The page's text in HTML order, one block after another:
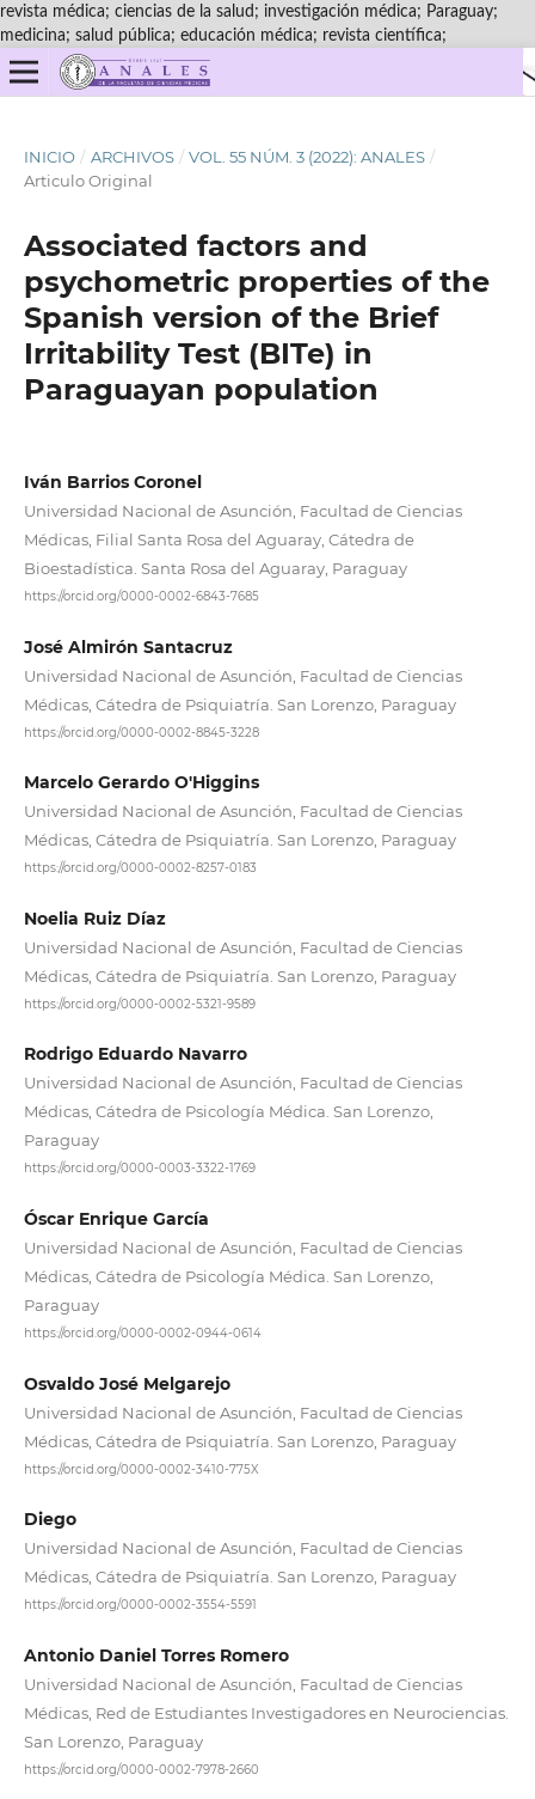
revista médica; ciencias de la salud; investigación médica; Paraguay;
medicina; salud pública; educación médica; revista científica;
INICIO / ARCHIVOS / VOL. 55 NÚM. 3 (2022): ANALES /
Articulo Original
Associated factors and
psychometric properties of the
Spanish version of the Brief
Irritability Test (BITe) in
Paraguayan population
Iván Barrios Coronel
Universidad Nacional de Asunción, Facultad de Ciencias
Médicas, Filial Santa Rosa del Aguaray, Cátedra de
Bioestadística. Santa Rosa del Aguaray, Paraguay
https://orcid.org/0000-0002-6843-7685
José Almirón Santacruz
Universidad Nacional de Asunción, Facultad de Ciencias
Médicas, Cátedra de Psiquiatría. San Lorenzo, Paraguay
https://orcid.org/0000-0002-8845-3228
Marcelo Gerardo O'Higgins
Universidad Nacional de Asunción, Facultad de Ciencias
Médicas, Cátedra de Psiquiatría. San Lorenzo, Paraguay
https://orcid.org/0000-0002-8257-0183
Noelia Ruiz Díaz
Universidad Nacional de Asunción, Facultad de Ciencias
Médicas, Cátedra de Psiquiatría. San Lorenzo, Paraguay
https://orcid.org/0000-0002-5321-9589
Rodrigo Eduardo Navarro
Universidad Nacional de Asunción, Facultad de Ciencias
Médicas, Cátedra de Psicología Médica. San Lorenzo,
Paraguay
https://orcid.org/0000-0003-3322-1769
Óscar Enrique García
Universidad Nacional de Asunción, Facultad de Ciencias
Médicas, Cátedra de Psicología Médica. San Lorenzo,
Paraguay
https://orcid.org/0000-0002-0944-0614
Osvaldo José Melgarejo
Universidad Nacional de Asunción, Facultad de Ciencias
Médicas, Cátedra de Psiquiatría. San Lorenzo, Paraguay
https://orcid.org/0000-0002-3410-775X
Diego
Universidad Nacional de Asunción, Facultad de Ciencias
Médicas, Cátedra de Psiquiatría. San Lorenzo, Paraguay
https://orcid.org/0000-0002-3554-5591
Antonio Daniel Torres Romero
Universidad Nacional de Asunción, Facultad de Ciencias
Médicas, Red de Estudiantes Investigadores en Neurociencias.
San Lorenzo, Paraguay
https://orcid.org/0000-0002-7978-2660